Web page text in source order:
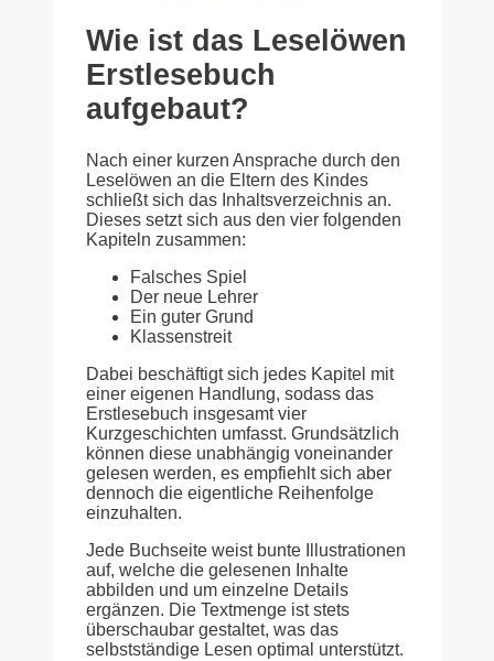
Wie ist das Leselöwen
Erstlesebuch
aufgebaut?
Nach einer kurzen Ansprache durch den
Leselöwen an die Eltern des Kindes
schließt sich das Inhaltsverzeichnis an.
Dieses setzt sich aus den vier folgenden
Kapiteln zusammen:
Falsches Spiel
Der neue Lehrer
Ein guter Grund
Klassenstreit
Dabei beschäftigt sich jedes Kapitel mit
einer eigenen Handlung, sodass das
Erstlesebuch insgesamt vier
Kurzgeschichten umfasst. Grundsätzlich
können diese unabhängig voneinander
gelesen werden, es empfiehlt sich aber
dennoch die eigentliche Reihenfolge
einzuhalten.
Jede Buchseite weist bunte Illustrationen
auf, welche die gelesenen Inhalte
abbilden und um einzelne Details
ergänzen. Die Textmenge ist stets
überschaubar gestaltet, was das
selbstständige Lesen optimal unterstützt.